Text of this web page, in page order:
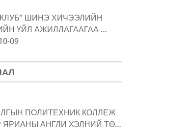
ШИНЭ ХИЧЭЭЛИЙН
ҮЙЛ АЖИЛЛАГААГАА …
09
ПОЛИТЕХНИК КОЛЛЕЖ
ЯРИАНЫ АНГЛИ ХЭЛНИЙ ТӨ…